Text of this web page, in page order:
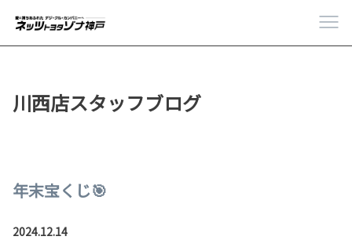
川西店スタッフブログ
年末宝くじ🎯
2024.12.14